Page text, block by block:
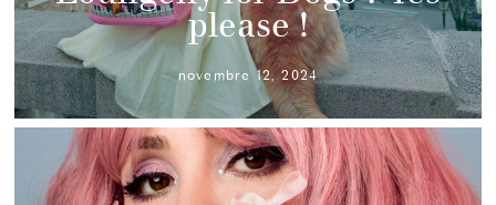
please !
novembre 12, 2024